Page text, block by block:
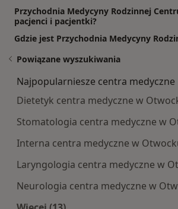
Przychodnia Medycyny Rodzinnej
pacjenci i pacjentki?
Gdzie jest Przychodnia Medycyny
Powiązane wyszukiwania
Najpopularniesze centra medyczne
Dietetyk centra medyczne w
Stomatologia centra medyczne w
Interna centra medyczne w
Laryngologia centra medyczne w
Neurologia centra medyczne w